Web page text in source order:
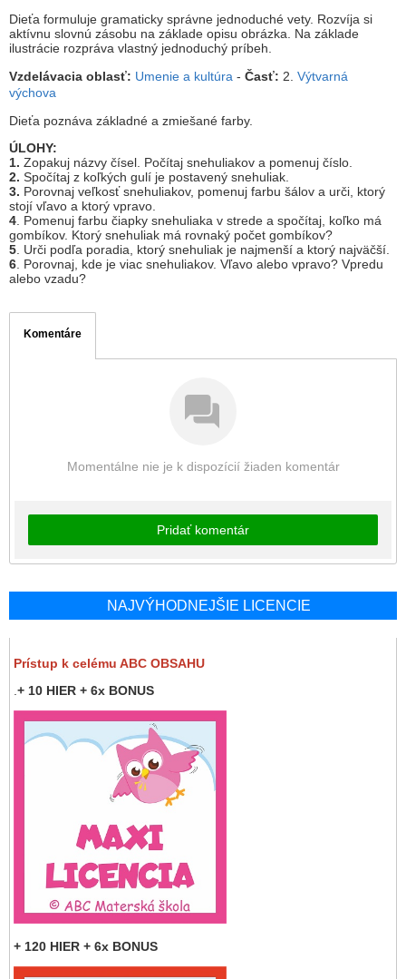
NAJVÝHODNEJŠIE LICENCIE
Prístup k celému ABC OBSAHU
+ 10 HIER + 6x BONUS
+ 120 HIER + 6x BONUS
Dieťa formuluje gramaticky správne jednoduché vety. Rozvíja si
aktívnu slovnú zásobu na základe opisu obrázka. Na základe
ilustrácie rozpráva vlastný jednoduchý príbeh.
Vzdelávacia oblasť: Umenie a kultúra - Časť: 2. Výtvarná
výchova
Dieťa poznáva základné a zmiešané farby.
ÚLOHY:
1. Zopakuj názvy čísel. Počítaj snehuliakov a pomenuj číslo.
2. Spočítaj z koľkých gulí je postavený snehuliak.
3. Porovnaj veľkosť snehuliakov, pomenuj farbu šálov a urči, ktorý
stojí vľavo a ktorý vpravo.
4 . Pomenuj farbu čiapky snehuliaka v strede a spočítaj, koľko má
gombíkov. Ktorý snehuliak má rovnaký počet gombíkov?
5 . Urči podľa poradia, ktorý snehuliak je najmenší a ktorý najväčší.
6 . Porovnaj, kde je viac snehuliakov. Vľavo alebo vpravo? Vpredu
alebo vzadu?
Komentáre
Momentálne nie je k dispozícií žiaden komentár
Pridať komentár